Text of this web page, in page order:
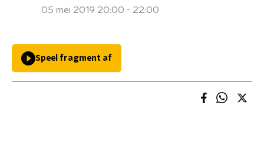
05 mei 2019 20:00 - 22:00
Speel fragment af